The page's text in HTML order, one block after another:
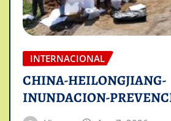
INTERNACIONAL
CHINA-HEILONGJIANG-
INUNDACION-